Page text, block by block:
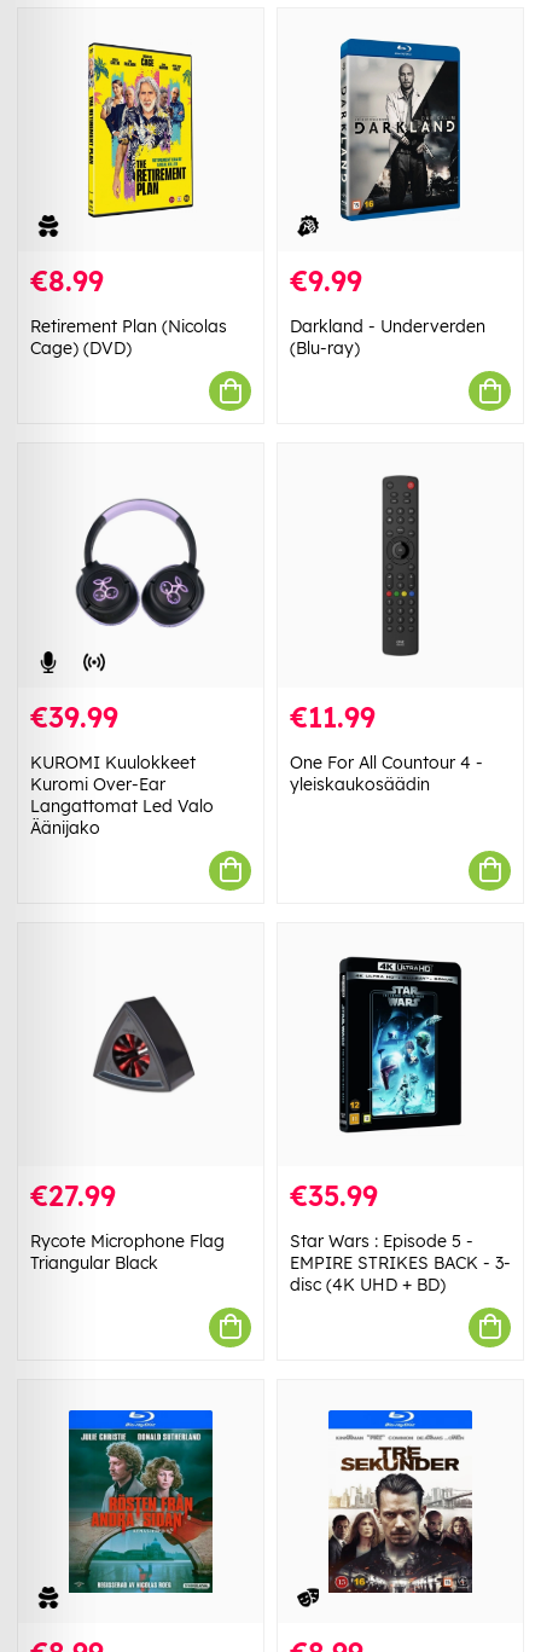
€8.99
Retirement Plan (Nicolas
Cage) (DVD)
€9.99
Darkland - Underverden
(Blu-ray)
€39.99
KUROMI Kuulokkeet
Kuromi Over-Ear
Langattomat Led Valo
Äänijako
€11.99
One For All Countour 4 -
yleiskaukosäädin
€27.99
Rycote Microphone Flag
Triangular Black
€35.99
Star Wars : Episode 5 -
EMPIRE STRIKES BACK - 3-
disc (4K UHD + BD)